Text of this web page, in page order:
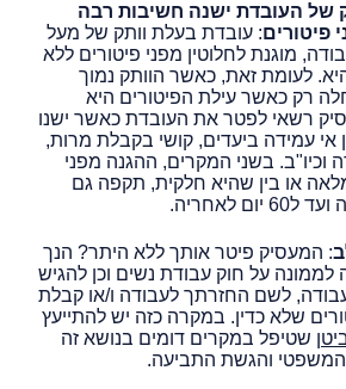
של העובדת ישנה חשיבות רבה
פיטורים: עובדת בעלת וותק של מעל
מוגנת לחלוטין מפני פיטורים ללא
לעומת זאת, כאשר הוותק נמוך
רק כאשר עילת הפיטורים היא
רשאי לפטר את העובדת כאשר ישנו
אי עמידה ביעדים, קושי בקבלת מרות,
וכיו"ב. בשני המקרים, ההגנה מפני
או בין שהיא חלקית, תקפה גם
לאחריה.
: המעסיק פיטר אותך ללא היתר? הנך
לממונה על חוק עבודת נשים וכן להגיש
לשם החזרתך לעבודה ו/או קבלת
שלא כדין. במקרה כזה יש להתייעץ
שטיפל במקרים דומים בנושא זה
המשפטי והגשת התביעה.